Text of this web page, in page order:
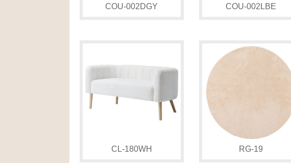
COU-002DGY COU-002LBE
CL-180WH RG-19